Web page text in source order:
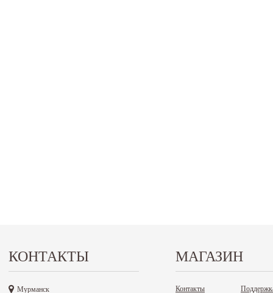
КОНТАКТЫ
Мурманск
МАГАЗИН
Контакты